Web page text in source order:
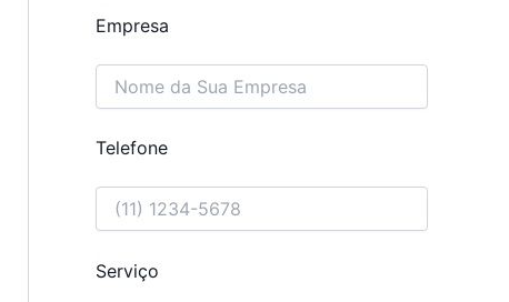
Empresa
Telefone
Serviço